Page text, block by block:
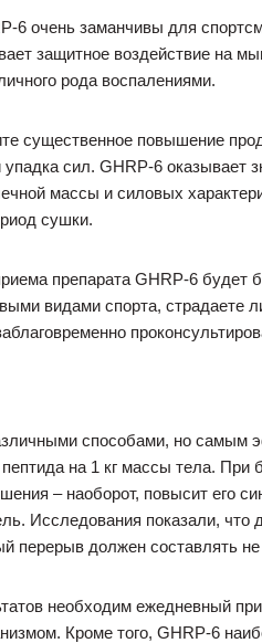
6 очень заманчивы для
защитное воздействие на
рода воспалениями.
существенное повышение
сил. GHRP-6 оказывает
массы и силовых
сушки.
препарата GHRP-6
видами спорта,
способами, но
пептида на 1 кг массы тела.
– наоборот, повысит его
Исследования показали,
перерыв должен составлять
необходим ежедневный
Кроме того, GHRP-6